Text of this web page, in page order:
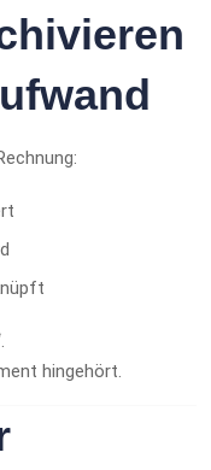
hingehört.